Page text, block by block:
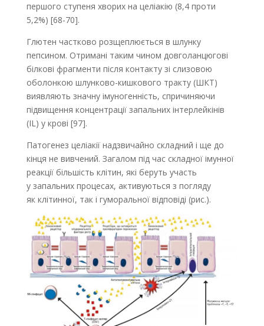
першого ступеня хворих на целіакію (8,4 проти
5,2%) [68-70].
Глютен частково розщеплюється в шлунку
пепсином. Отримані таким чином довголанцюгові
білкові фрагменти після контакту зі слизовою
оболонкою шлунково-кишкового тракту (ШКТ)
виявляють значну імуногенність, спричиняючи
підвищення концентрації запальних інтерлейкінів
(IL) у крові [97].
Патогенез целіакії надзвичайно складний і ще до
кінця не вивчений. Загалом під час складної імунної
реакції більшість клітин, які беруть участь
у запальних процесах, активуються з погляду
як клітинної, так і гуморальної відповіді (рис.).